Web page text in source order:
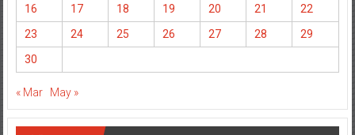
16
17 18 19 20 21
22
23
24 25 26 27 28
29
30
« Mar May »